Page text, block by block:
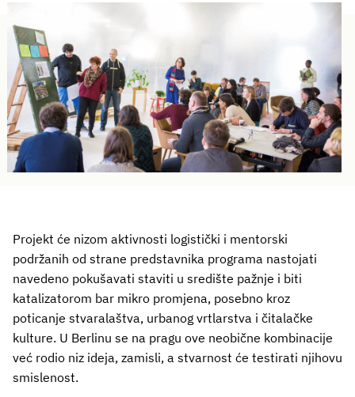
Projekt će nizom aktivnosti logistički i mentorski
podržanih od strane predstavnika programa nastojati
navedeno pokušavati staviti u središte pažnje i biti
katalizatorom bar mikro promjena, posebno kroz
poticanje stvaralaštva, urbanog vrtlarstva i čitalačke
kulture. U Berlinu se na pragu ove neobične kombinacije
već rodio niz ideja, zamisli, a stvarnost će testirati njihovu
smislenost.